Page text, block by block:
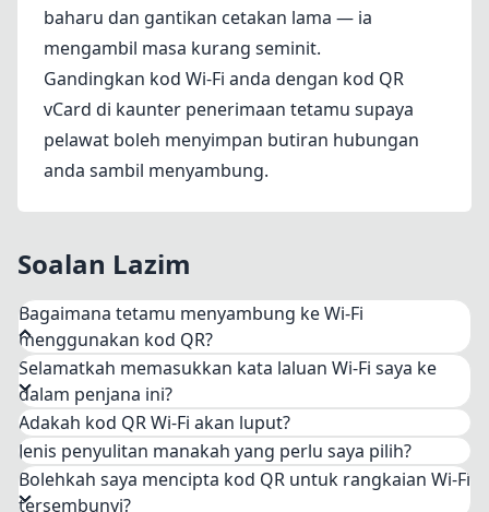
baharu dan gantikan cetakan lama — ia
mengambil masa kurang seminit.
Gandingkan kod Wi-Fi anda dengan kod QR
vCard di kaunter penerimaan tetamu supaya
pelawat boleh menyimpan butiran hubungan
anda sambil menyambung.
Soalan Lazim
Bagaimana tetamu menyambung ke Wi-Fi
menggunakan kod QR?
Mereka membuka aplikasi kamera asli pada
telefon mereka dan menghalakannya ke kod itu.
iOS 11 ke atas dan peranti Android moden
mengesan format WIFI: secara automatik dan
memaparkan gesaan untuk menyertai rangkaian.
Selamatkah memasukkan kata laluan Wi-Fi saya ke
dalam penjana ini?
Adakah kod QR Wi-Fi akan luput?
Jenis penyulitan manakah yang perlu saya pilih?
Bolehkah saya mencipta kod QR untuk rangkaian Wi-Fi
tersembunyi?